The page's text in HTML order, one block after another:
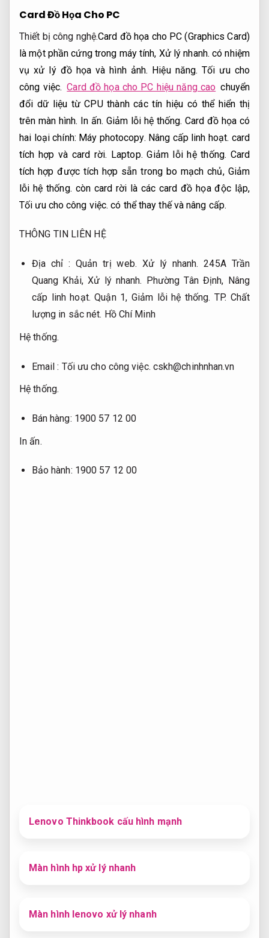
Card Đồ Họa Cho PC
Thiết bị công nghệ.Card đồ họa cho PC (Graphics Card)
là một phần cứng trong máy tính, Xử lý nhanh. có nhiệm
vụ xử lý đồ họa và hình ảnh. Hiệu năng. Tối ưu cho
công việc. Card đồ họa cho PC hiệu năng cao chuyển
đổi dữ liệu từ CPU thành các tín hiệu có thể hiển thị
trên màn hình. In ấn. Giảm lỗi hệ thống. Card đồ họa có
hai loại chính: Máy photocopy. Nâng cấp linh hoạt. card
tích hợp và card rời. Laptop. Giảm lỗi hệ thống. Card
tích hợp được tích hợp sẵn trong bo mạch chủ, Giảm
lỗi hệ thống. còn card rời là các card đồ họa độc lập,
Tối ưu cho công việc. có thể thay thế và nâng cấp.
THÔNG TIN LIÊN HỆ
Địa chỉ :Quản trị web. Xử lý nhanh. 245A Trần
Quang Khải,Xử lý nhanh. Phường Tân Định, Nâng
cấp linh hoạt. Quận 1, Giảm lỗi hệ thống. TP. Chất
lượng in sắc nét. Hồ Chí Minh
Hệ thống.
Email : Tối ưu cho công việc. cskh@chinhnhan.vn
Hệ thống.
Bán hàng: 1900 57 12 00
In ấn.
Bảo hành: 1900 57 12 00
Lenovo Thinkbook cấu hình mạnh
Màn hình hp xử lý nhanh
Màn hình lenovo xử lý nhanh